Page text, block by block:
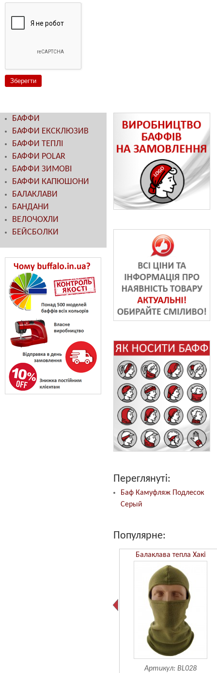
БАФФИ
БАФФИ ЕКСКЛЮЗИВ
БАФФИ ТЕПЛІ
БАФФИ POLAR
БАФФИ ЗИМОВІ
БАФФИ КАПЮШОНИ
БАЛАКЛАВИ
БАНДАНИ
ВЕЛОЧОХЛИ
БЕЙСБОЛКИ
Переглянуті:
Баф Камуфляж Подлесок
Серый
Популярне:
Балаклава тепла Хакі
Артикул: BL028